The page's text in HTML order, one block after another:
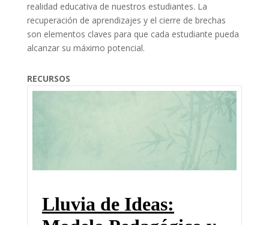
realidad educativa de nuestros estudiantes. La
recuperación de aprendizajes y el cierre de brechas
son elementos claves para que cada estudiante pueda
alcanzar su máximo potencial.
RECURSOS